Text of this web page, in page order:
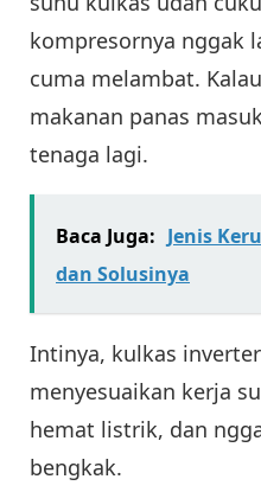
kompresornya nggak
cuma melambat.
makanan panas
tenaga lagi.
Baca Juga: Jenis
dan Solusinya
Intinya, kulkas
menyesuaikan kerja
hemat listrik, dan
bengkak.